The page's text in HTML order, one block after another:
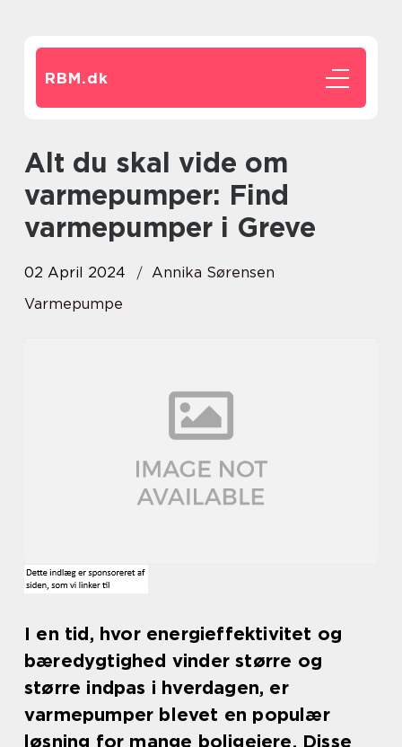
RBM.dk
Alt du skal vide om
varmepumper: Find
varmepumper i Greve
02 April 2024
Annika Sørensen
Varmepumpe
I en tid, hvor energieffektivitet og
bæredygtighed vinder større og
større indpas i hverdagen, er
varmepumper blevet en populær
løsning for mange boligejere. Disse